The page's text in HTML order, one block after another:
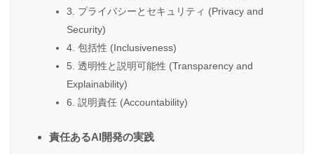
3. プライバシーとセキュリティ (Privacy and
Security)
4. 包括性 (Inclusiveness)
5. 透明性と説明可能性 (Transparency and
Explainability)
6. 説明責任 (Accountability)
責任あるAI開発の実践